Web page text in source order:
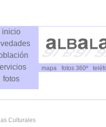
inicio
fotos
mapa fotos 360º
Culturales